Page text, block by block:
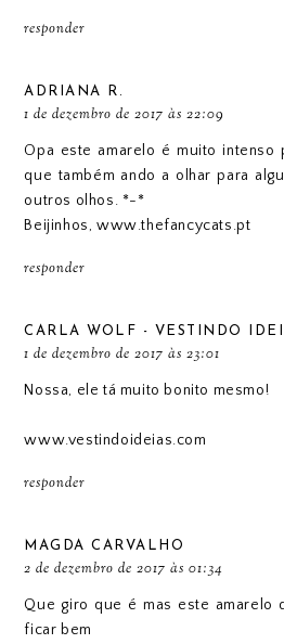
responder
ADRIANA R.
1 de dezembro de 2017 às 22:09
Opa este amarelo é muito intenso
que também ando a olhar para
outros olhos. *-*
Beijinhos,www.thefancycats.pt
responder
CARLA WOLF - VESTINDO
1 de dezembro de 2017 às 23:01
Nossa, ele tá muito bonito mesmo!
www.vestindoideias.com
responder
MAGDA CARVALHO
2 de dezembro de 2017 às 01:34
Que giro que é mas este amarelo
ficar bem